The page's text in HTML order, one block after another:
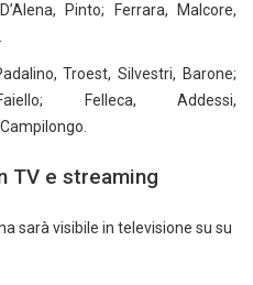
Pinto; Ferrara, Malcore,
Troest, Silvestri, Barone;
Felleca, Addessi,
TV e streaming
sarà visibile in televisione su su